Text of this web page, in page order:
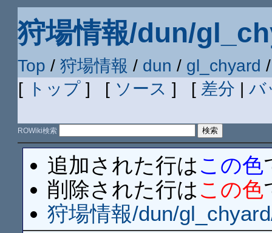
狩場情報/dun/
Top /狩場情報 / dun / gl_chyard
[ トップ] [ ソース ] [ 差分 | バ
ROWiki検索
追加された行は この色
削除された行は この色
狩場情報/dun/